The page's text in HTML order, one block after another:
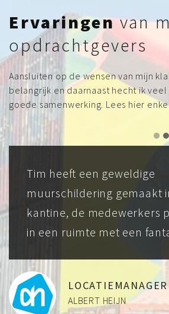
Ervaringenvan
opdrachtgevers
Aansluiten op de wensen van mijn
belangrijk en daarnaast hecht ik
goede samenwerking. Lees hier
Tim heeft een geweldige
muurschildering gemaakt
kantine, de medewerkers
in een ruimte met een
ALBERT HEIJN